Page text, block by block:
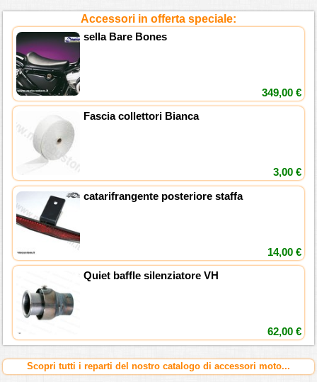
Accessori in offerta speciale:
sella Bare Bones
349,00 €
Fascia collettori Bianca
3,00 €
catarifrangente posteriore staffa
14,00 €
Quiet baffle silenziatore VH
62,00 €
Scopri tutti i reparti del nostro catalogo di accessori moto...